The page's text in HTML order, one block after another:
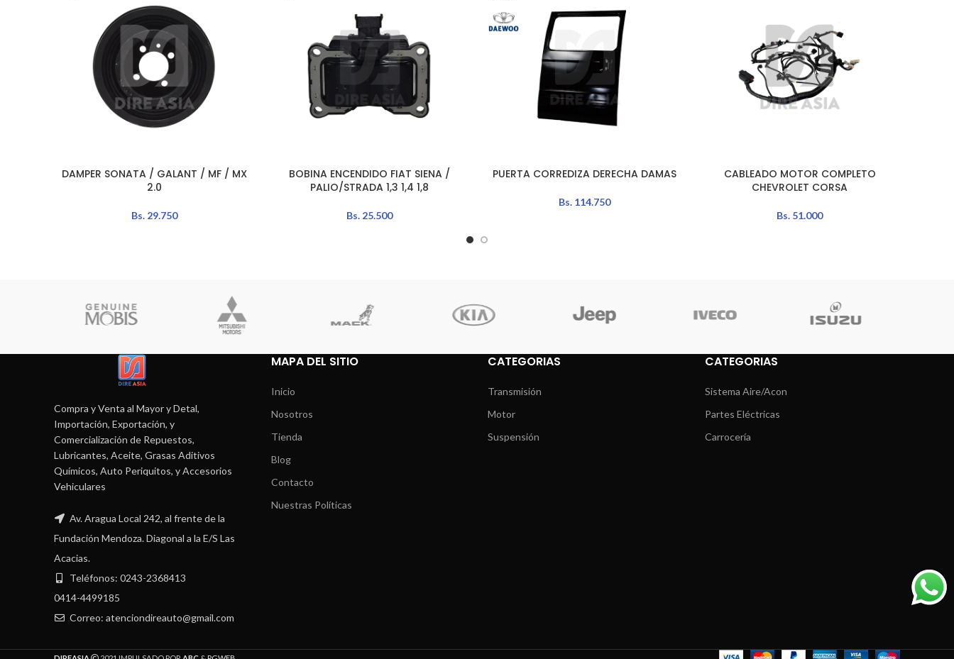
AÑADIR AL CARRITO
DAMPER SONATA / GALANT / MF / MX
2.0
Bs. 29.750
AÑADIR AL CARRITO
BOBINA ENCENDIDO FIAT SIENA /
PALIO/STRADA 1,3 1,4 1,8
Bs. 25.500
LEER MÁS
PUERTA CORREDIZA DERECHA DAMAS
Bs. 114.750
AÑADIR AL CARRITO
CABLEADO MOTOR COMPLETO
CHEVROLET CORSA
Bs. 51.000
Compra y Venta al Mayor y Detal,
Importación, Exportación, y
Comercialización de Repuestos,
Lubricantes, Aceite, Grasas Aditivos
Químicos, Auto Periquitos, y Accesorios
Vehiculares
Av. Aragua Local 242, al frente de la
Fundación Mendoza. Diagonal a la E/S Las
Acacias.
Teléfonos: 0243-2368413
0414-4499185
Correo: atenciondireauto@gmail.com
MAPA DEL SITIO
Inicio
Nosotros
Tienda
Blog
Contacto
Nuestras Políticas
CATEGORIAS
Transmisión
Motor
Suspensión
CATEGORIAS
Sistema Aire/Acon
Partes Eléctricas
Carrocería